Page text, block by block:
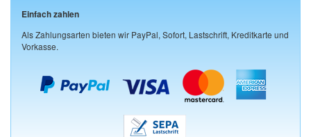
Einfach zahlen
Als Zahlungsarten bieten wir PayPal, Sofort, Lastschrift, Kreditkarte und
Vorkasse.